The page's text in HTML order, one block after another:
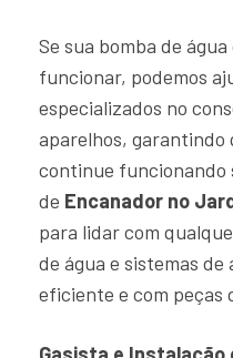
Se sua bomba de
funcionar, podemos
especializados no
aparelhos, garantindo
continue funcionando
de Encanador no
para lidar com
de água e sistemas
eficiente e com peças